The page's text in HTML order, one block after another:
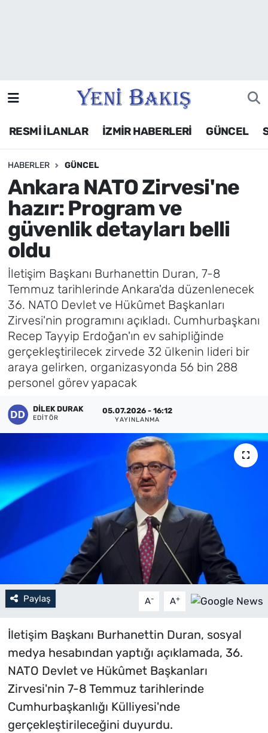
RESMİ İLANLAR İZMİR HABERLERİ GÜNCEL
HABERLER GÜNCEL
Ankara NATO Zirvesi'ne
hazır: Program ve
güvenlik detayları belli
oldu
İletişim Başkanı Burhanettin Duran, 7-8
Temmuz tarihlerinde Ankara'da düzenlenecek
36. NATO Devlet ve Hükûmet Başkanları
Zirvesi'nin programını açıkladı. Cumhurbaşkanı
Recep Tayyip Erdoğan'ın ev sahipliğinde
gerçekleştirilecek zirvede 32 ülkenin lideri bir
araya gelirken, organizasyonda 56 bin 288
personel görev yapacak
DILEK DURAK
EDITÖR
05.07.2026 - 16:12
YAYINLANMA
Paylaş A- A+
İletişim Başkanı Burhanettin Duran, sosyal
medya hesabından yaptığı açıklamada, 36.
NATO Devlet ve Hükûmet Başkanları
Zirvesi'nin 7-8 Temmuz tarihlerinde
Cumhurbaşkanlığı Külliyesi'nde
gerçekleştirileceğini duyurdu.
Siyaset
Asayiş / Polis-Adliye
Spor
Magazin
Foto Galeri
Künye
İletişim